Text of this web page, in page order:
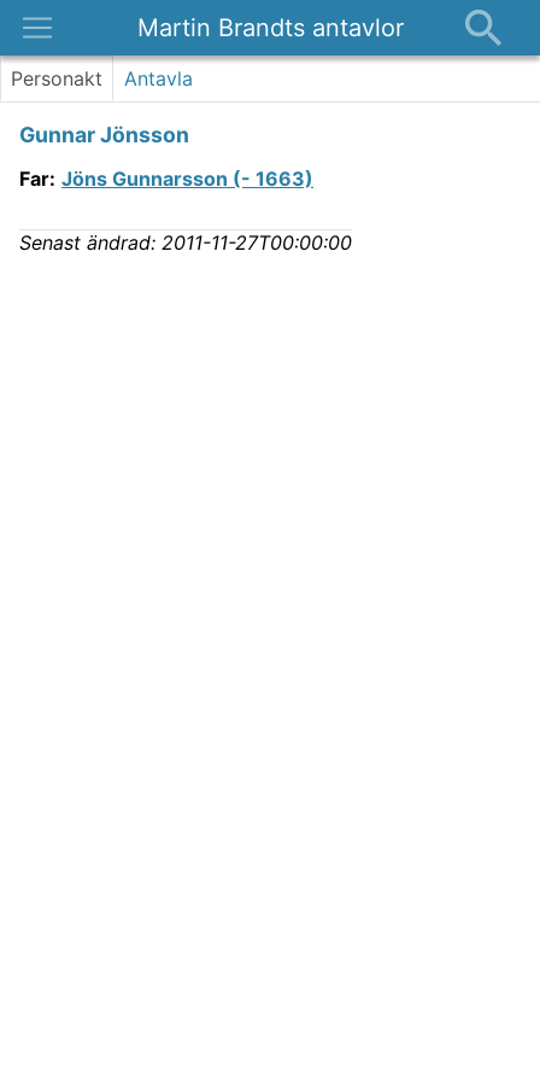
Martin Brandts antavlor
Platser
Personakt Antavla
Gunnar Jönsson
Far: Jöns Gunnarsson (- 1663)
Senast ändrad: 2011-11-27T00:00:00